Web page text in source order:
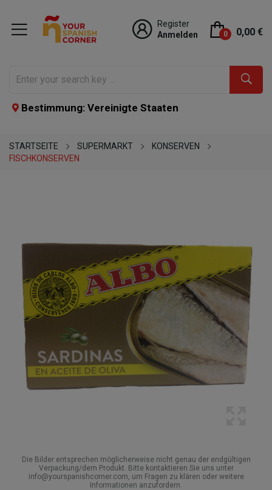
Register
Anmelden
0 0,00 €
Bestimmung: Vereinigte Staaten
STARTSEITE SUPERMARKT
KONSERVEN
FISCHKONSERVEN
Die Bilder entsprechen möglicherweise nicht genau der endgültigen
Verpackung/dem Produkt. Bitte kontaktieren Sie uns unter
info@yourspanishcorner.com, um Fragen zu klären oder weitere
Informationen anzufordern.